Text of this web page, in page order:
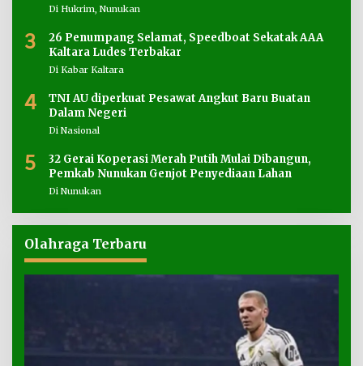
Di Hukrim, Nunukan
3
26 Penumpang Selamat, Speedboat Sekatak AAA
Kaltara Ludes Terbakar
Di Kabar Kaltara
4
TNI AU diperkuat Pesawat Angkut Baru Buatan
Dalam Negeri
Di Nasional
5
32 Gerai Koperasi Merah Putih Mulai Dibangun,
Pemkab Nunukan Genjot Penyediaan Lahan
Di Nunukan
Olahraga Terbaru